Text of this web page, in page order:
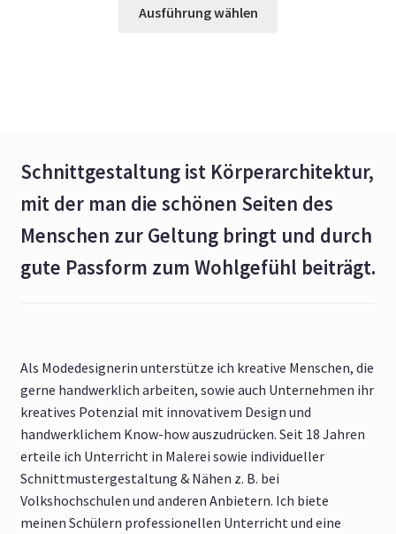
Ausführung wählen
Schnittgestaltung ist Körperarchitektur,
mit der man die schönen Seiten des
Menschen zur Geltung bringt und durch
gute Passform zum Wohlgefühl beiträgt.
Als Modedesignerin unterstütze ich kreative Menschen, die
gerne handwerklich arbeiten, sowie auch Unternehmen ihr
kreatives Potenzial mit innovativem Design und
handwerklichem Know-how auszudrücken. Seit 18 Jahren
erteile ich Unterricht in Malerei sowie individueller
Schnittmustergestaltung & Nähen z. B. bei
Volkshochschulen und anderen Anbietern. Ich biete
meinen Schülern professionellen Unterricht und eine